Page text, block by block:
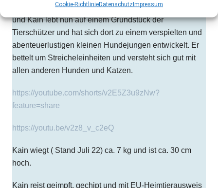
Cookie-RichtlinieDatenschutzImpressum
Bergen von Patras gefunden. Avel ist leider verstorben
und Kain lebt nun auf einem Grundstück der
Tierschützer und hat sich dort zu einem verspielten und
abenteuerlustigen kleinen Hundejungen entwickelt. Er
bettelt um Streicheleinheiten und versteht sich gut mit
allen anderen Hunden und Katzen.
https://youtube.com/shorts/v2E5Z3u9zNw?
feature=share
https://youtu.be/v2z8_v_c2eQ
Kain wiegt ( Stand Juli 22) ca. 7 kg und ist ca. 30 cm
hoch.
Kain reist geimpft, gechipt und mit EU-Heimtierausweis